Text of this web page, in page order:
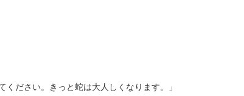
ださい。きっと蛇は大人しくなります。」